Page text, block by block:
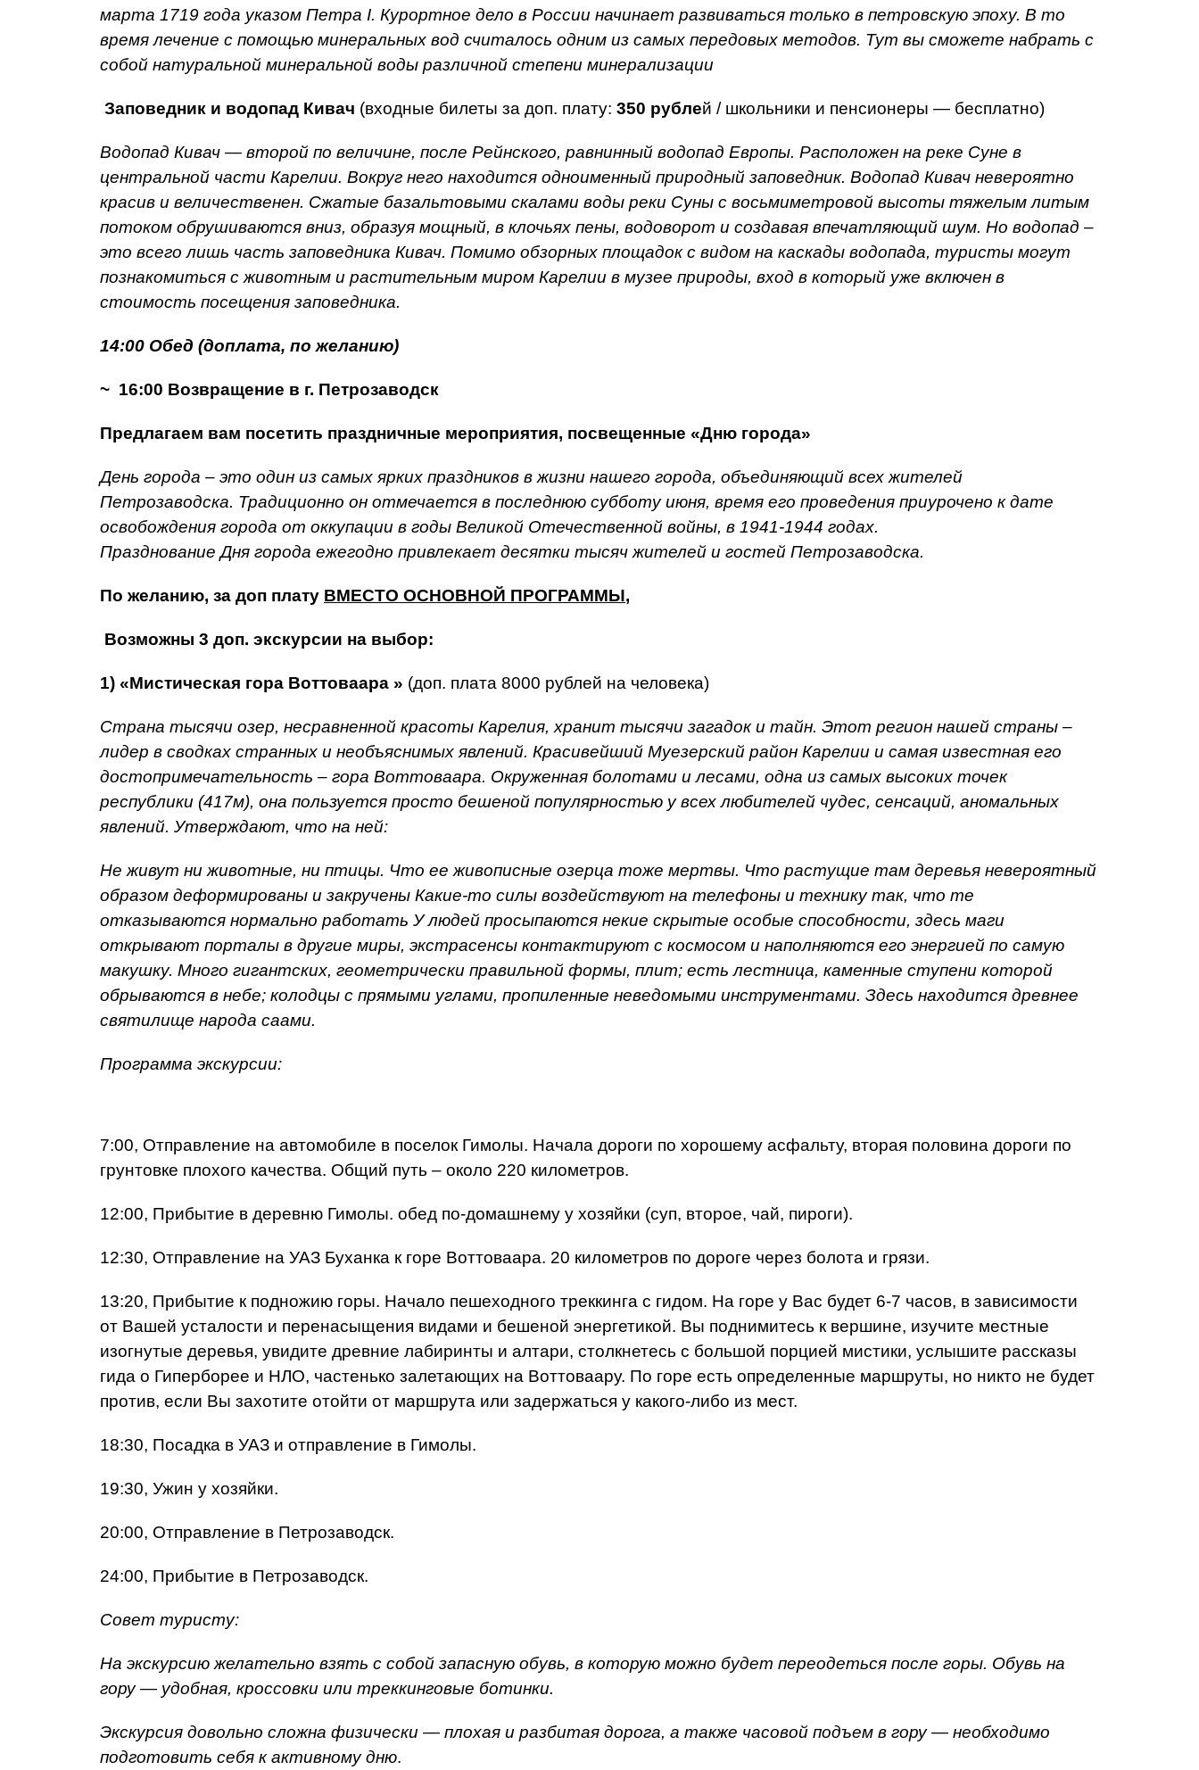
марта 1719 года указом Петра I. Курортное дело в России начинает развиваться только в петровскую эпоху. В то
время лечение с помощью минеральных вод считалось одним из самых передовых методов. Тут вы сможете набрать с
собой натуральной минеральной воды различной степени минерализации
Заповедник и водопад Кивач (входные билеты за доп. плату: 350 рублей / школьники и пенсионеры — бесплатно)
Водопад Кивач — второй по величине, после Рейнского, равнинный водопад Европы. Расположен на реке Суне в
центральной части Карелии. Вокруг него находится одноименный природный заповедник. Водопад Кивач невероятно
красив и величественен. Сжатые базальтовыми скалами воды реки Суны с восьмиметровой высоты тяжелым литым
потоком обрушиваются вниз, образуя мощный, в клочьях пены, водоворот и создавая впечатляющий шум. Но водопад –
это всего лишь часть заповедника Кивач. Помимо обзорных площадок с видом на каскады водопада, туристы могут
познакомиться с животным и растительным миром Карелии в музее природы, вход в который уже включен в
стоимость посещения заповедника.
14:00 Обед (доплата, по желанию)
~ 16:00 Возвращение в г. Петрозаводск
Предлагаем вам посетить праздничные мероприятия, посвещенные «Дню города»
День города – это один из самых ярких праздников в жизни нашего города, объединяющий всех жителей
Петрозаводска. Традиционно он отмечается в последнюю субботу июня, время его проведения приурочено к дате
освобождения города от оккупации в годы Великой Отечественной войны, в 1941-1944 годах.
Празднование Дня города ежегодно привлекает десятки тысяч жителей и гостей Петрозаводска.
По желанию, за доп плату ВМЕСТО ОСНОВНОЙ ПРОГРАММЫ,
Возможны 3 доп. экскурсии на выбор:
1) «Мистическая гора Воттоваара » (доп. плата 8000 рублей на человека)
Страна тысячи озер, несравненной красоты Карелия, хранит тысячи загадок и тайн. Этот регион нашей страны –
лидер в сводках странных и необъяснимых явлений. Красивейший Муезерский район Карелии и самая известная его
достопримечательность – гора Воттоваара. Окруженная болотами и лесами, одна из самых высоких точек
республики (417м), она пользуется просто бешеной популярностью у всех любителей чудес, сенсаций, аномальных
явлений. Утверждают, что на ней:
Не живут ни животные, ни птицы. Что ее живописные озерца тоже мертвы. Что растущие там деревья невероятный
образом деформированы и закручены Какие-то силы воздействуют на телефоны и технику так, что те
отказываются нормально работать У людей просыпаются некие скрытые особые способности, здесь маги
открывают порталы в другие миры, экстрасенсы контактируют с космосом и наполняются его энергией по самую
макушку. Много гигантских, геометрически правильной формы, плит; есть лестница, каменные ступени которой
обрываются в небе; колодцы с прямыми углами, пропиленные неведомыми инструментами. Здесь находится древнее
святилище народа саами.
Программа экскурсии:
7:00, Отправление на автомобиле в поселок Гимолы. Начала дороги по хорошему асфальту, вторая половина дороги по
грунтовке плохого качества. Общий путь – около 220 километров.
12:00, Прибытие в деревню Гимолы. обед по-домашнему у хозяйки (суп, второе, чай, пироги).
12:30, Отправление на УАЗ Буханка к горе Воттоваара. 20 километров по дороге через болота и грязи.
13:20, Прибытие к подножию горы. Начало пешеходного треккинга с гидом. На горе у Вас будет 6-7 часов, в зависимости
от Вашей усталости и перенасыщения видами и бешеной энергетикой. Вы поднимитесь к вершине, изучите местные
изогнутые деревья, увидите древние лабиринты и алтари, столкнетесь с большой порцией мистики, услышите рассказы
гида о Гиперборее и НЛО, частенько залетающих на Воттоваару. По горе есть определенные маршруты, но никто не будет
против, если Вы захотите отойти от маршрута или задержаться у какого-либо из мест.
18:30, Посадка в УАЗ и отправление в Гимолы.
19:30, Ужин у хозяйки.
20:00, Отправление в Петрозаводск.
24:00, Прибытие в Петрозаводск.
Совет туристу:
На экскурсию желательно взять с собой запасную обувь, в которую можно будет переодеться после горы. Обувь на
гору — удобная, кроссовки или треккинговые ботинки.
Экскурсия довольно сложна физически — плохая и разбитая дорога, а также часовой подъем в гору — необходимо
подготовить себя к активному дню.